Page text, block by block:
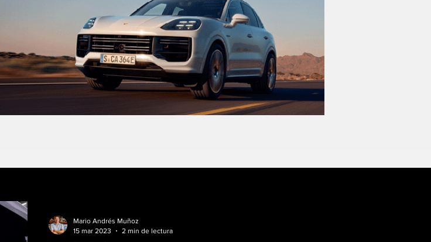
Mario Andrés Muñoz
15 mar 2023
2 min de lectura